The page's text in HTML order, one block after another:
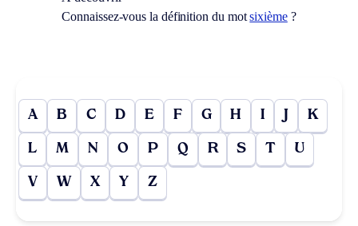
Connaissez-vous la définition du motsixième?
A B C D E F G H I J K
L M N O P Q R S T U
V W X Y Z